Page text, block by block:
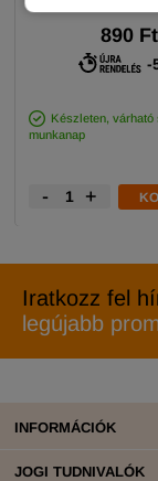
890 Ft
-
Készleten,
munkanap
- +
Iratkozz fel
legújabb
INFORMÁCIÓK
JOGI TUDNIVALÓK